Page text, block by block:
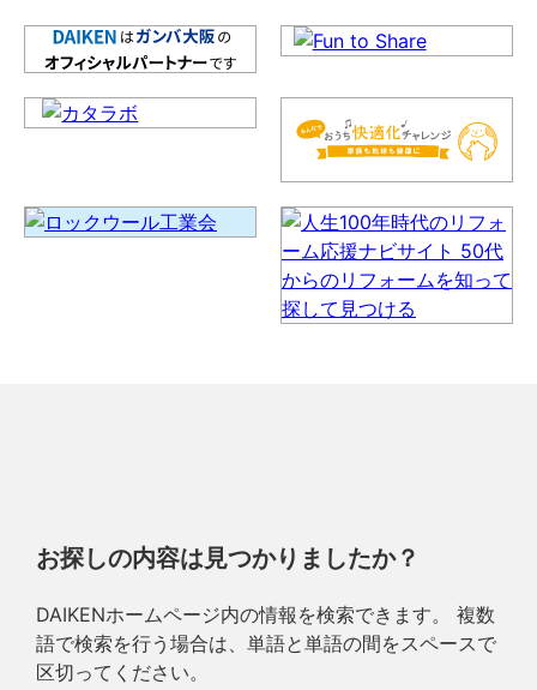
お探しの内容は見つかりましたか？
DAIKENホームページ内の情報を検索できます。 複数
語で検索を行う場合は、単語と単語の間をスペースで
区切ってください。